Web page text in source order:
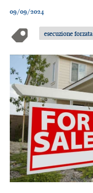
09/09/2024
esecuzione forzata